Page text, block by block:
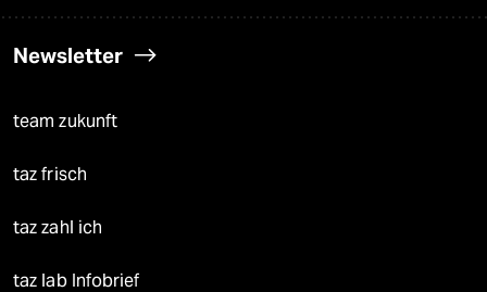
Newsletter
team zukunft
taz frisch
taz zahl ich
taz lab Infobrief